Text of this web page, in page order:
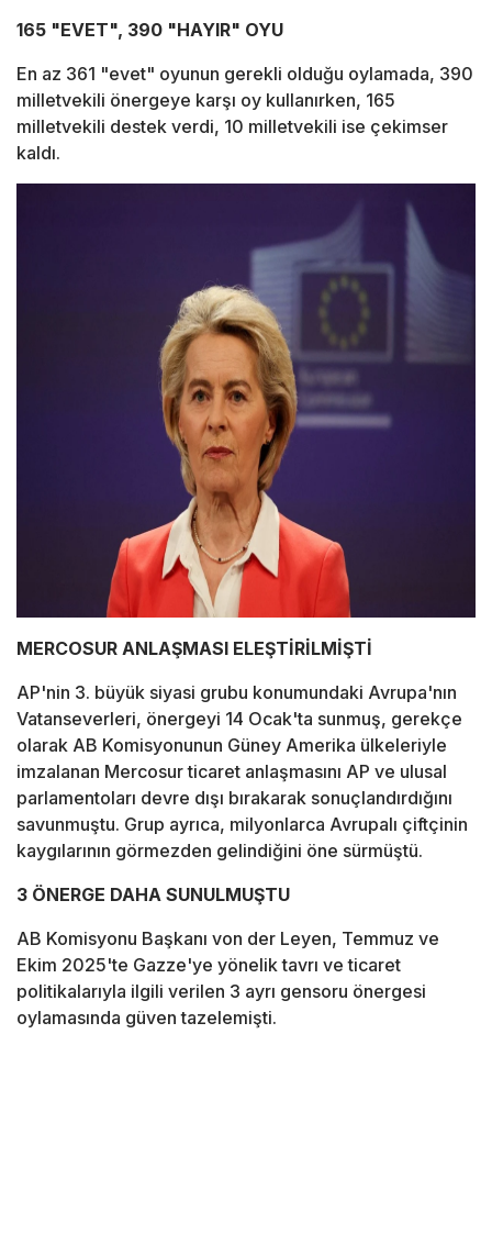
165 "EVET", 390 "HAYIR" OYU
En az 361 "evet" oyunun gerekli olduğu oylamada, 390
milletvekili önergeye karşı oy kullanırken, 165
milletvekili destek verdi, 10 milletvekili ise çekimser
kaldı.
MERCOSUR ANLAŞMASI ELEŞTİRİLMİŞTİ
AP'nin 3. büyük siyasi grubu konumundaki Avrupa'nın
Vatanseverleri, önergeyi 14 Ocak'ta sunmuş, gerekçe
olarak AB Komisyonunun Güney Amerika ülkeleriyle
imzalanan Mercosur ticaret anlaşmasını AP ve ulusal
parlamentoları devre dışı bırakarak sonuçlandırdığını
savunmuştu. Grup ayrıca, milyonlarca Avrupalı çiftçinin
kaygılarının görmezden gelindiğini öne sürmüştü.
3 ÖNERGE DAHA SUNULMUŞTU
AB Komisyonu Başkanı von der Leyen, Temmuz ve
Ekim 2025'te Gazze'ye yönelik tavrı ve ticaret
politikalarıyla ilgili verilen 3 ayrı gensoru önergesi
oylamasında güven tazelemişti.